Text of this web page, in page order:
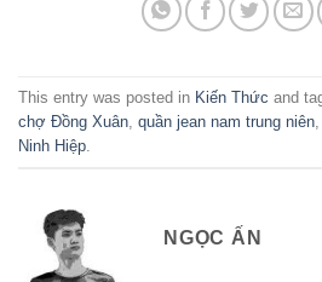
This entry was posted in Kiến Thức and
chợ Đồng Xuân quần jean nam trung niên
Ninh Hiệp
NGỌC ẤN